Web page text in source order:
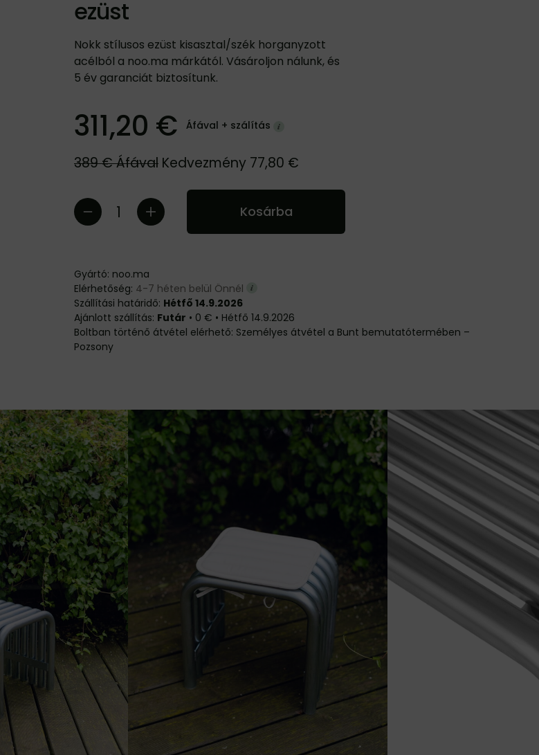
ezüst
Nokk stílusos ezüst kisasztal/szék horganyzott
acélból a noo.ma márkától. Vásároljon nálunk, és
5 év garanciát biztosítunk.
311,20 € Áfával + szálítás
389 €Áfával Kedvezmény 77,80 €
Kosárba
Gyártó: noo.ma
Elérhetőség: 4-7 héten belül Önnél
Szállítási határidő: Hétfő 14.9.2026
Futár • 0 € • Hétfő 14.9.2026
Személyes átvétel a Bunt bemutatótermében –
Pozsony